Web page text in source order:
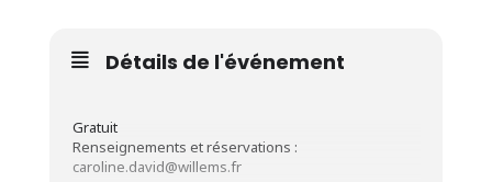
Détails de l'événement
Gratuit
Renseignements et réservations :
caroline.david@willems.fr